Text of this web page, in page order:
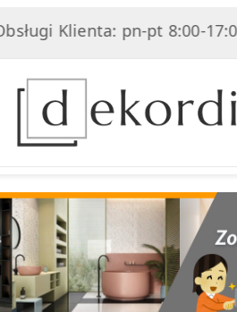
Klienta: pn-pt 8:00-17:00,